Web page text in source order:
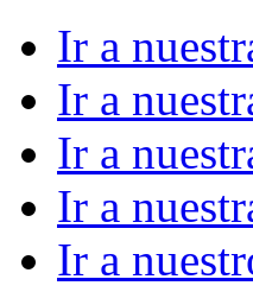
Ir a
Ir a
Ir a
Ir a
Ir a